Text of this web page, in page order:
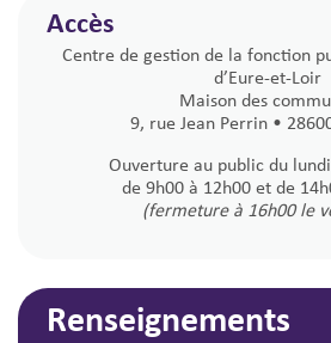
Accès
Centre de gestion de la fonction
d’Eure-et-Loir
Maison des
9, rue Jean Perrin •
Ouverture au public du
de 9h00 à 12h00 et de
(fermeture à 16h00 le
Renseignements